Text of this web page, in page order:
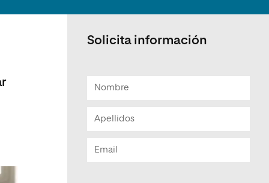
y Tecnología (ESIT)
Escuela de Doctorado
Solicita información